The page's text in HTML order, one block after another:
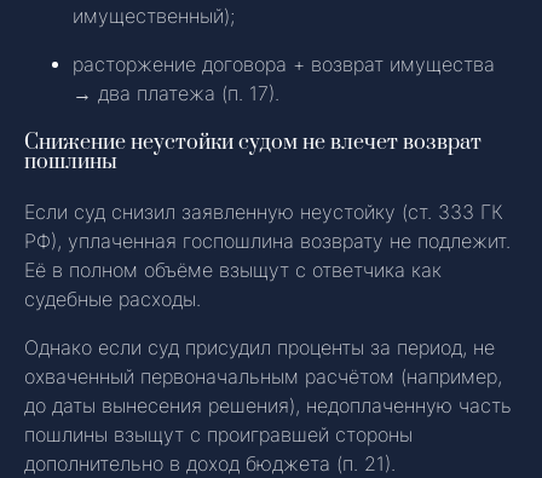
имущественный);
расторжение договора + возврат имущества
→ два платежа (п. 17).
Снижение неустойки судом не влечет возврат
пошлины
Если суд снизил заявленную неустойку (ст. 333 ГК
РФ), уплаченная госпошлина возврату не подлежит.
Её в полном объёме взыщут с ответчика как
судебные расходы.
Однако если суд присудил проценты за период, не
охваченный первоначальным расчётом (например,
до даты вынесения решения), недоплаченную часть
пошлины взыщут с проигравшей стороны
дополнительно в доход бюджета (п. 21).